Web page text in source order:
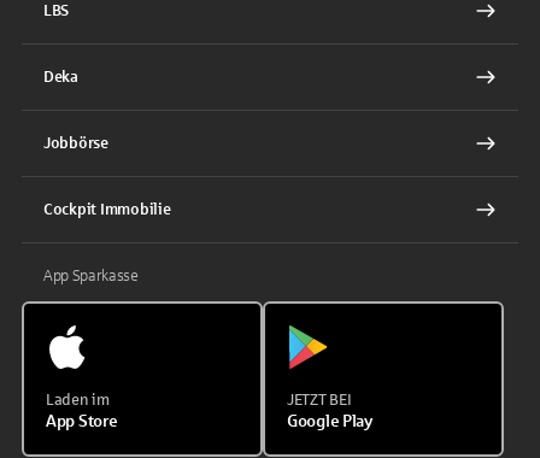
LBS
Deka
Jobbörse
Cockpit Immobilie
App Sparkasse
Laden im
App Store
JETZT BEI
Google Play